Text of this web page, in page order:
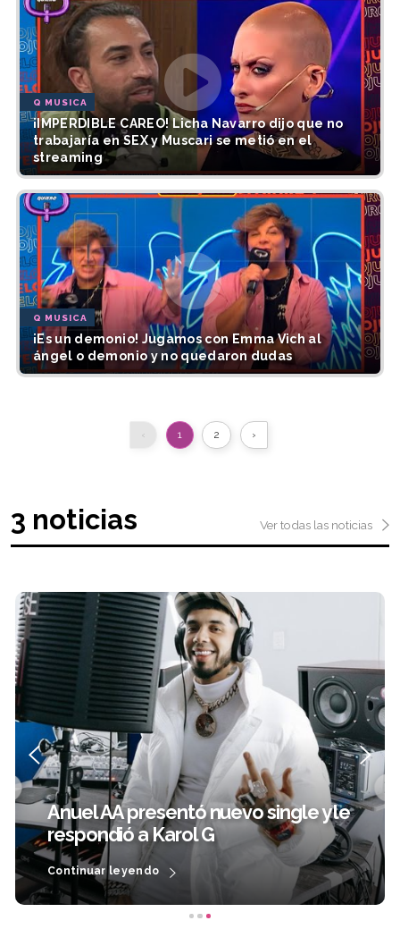
Q MUSICA
¡IMPERDIBLE CAREO! Licha Navarro dijo que no
trabajaría en SEX y Muscari se metió en el
streaming
Q MUSICA
¡Es un demonio! Jugamos con Emma Vich al
ángel o demonio y no quedaron dudas
‹ 1 2 ›
3 noticias Ver todas las noticias
Beret estrenó el video de la canción
que grabó junto a Melendi
Continuar leyendo